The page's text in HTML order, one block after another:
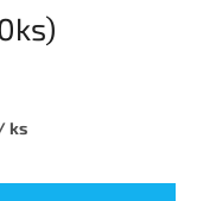
ks